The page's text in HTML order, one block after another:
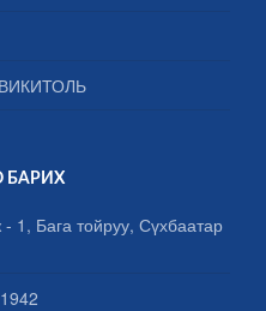
БАРИХ
1, Бага тойруу, Сүхбаатар